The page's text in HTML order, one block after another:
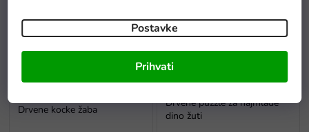
Postavke
Prihvati
Drvene kocke žaba
Drvene puzzle za najmlađe
dino žuti